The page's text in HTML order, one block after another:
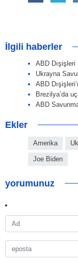
İlgili haberler
ABD
Ukrayna
ABD
Brezilya’da
ABD
Ekler
Amerika
Joe Biden
yorumunuz